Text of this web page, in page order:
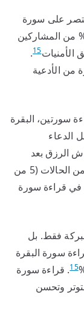
على سورة
فقط. بل تشمل جميع سور القرآن. 90% من المشاركين
الأمنيات15
.
من الأدعية
سورتين، البقرة
الدعاء
الرزق بعد
. 83.3% من الحالات (5 من
في قراءة سورة
فقط. بل
سورة البقرة
15. قراءة سورة
وتحسن